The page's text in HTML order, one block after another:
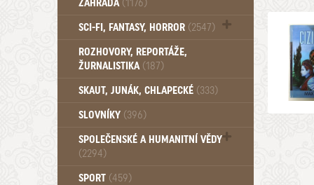
ZAHRADA (1176)
SCI-FI, FANTASY, HORROR (2547)
UFO (14)
ROZHOVORY, REPORTÁŽE,
ŽURNALISTIKA (187)
SKAUT, JUNÁK, CHLAPECKÉ (333)
SLOVNÍKY (396)
SPOLEČENSKÉ A HUMANITNÍ VĚDY
(2294)
Pedagogika (191)
SPORT (459)